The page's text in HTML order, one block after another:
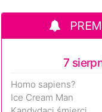
7
Homo sapiens?
Ice Cream Man